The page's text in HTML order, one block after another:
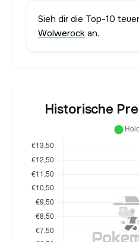
Sieh dir die Top-10
Wolwerock an.
Historische